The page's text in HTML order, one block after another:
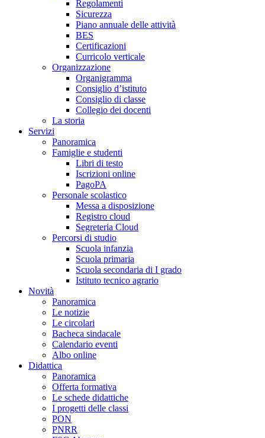
Regolamenti
Sicurezza
Piano annuale delle attività
BES
Certificazioni
Curricolo verticale
Organizzazione
Organigramma
Consiglio d’istituto
Consiglio di classe
Collegio dei docenti
La storia
Servizi
Panoramica
Famiglie e studenti
Libri di testo
Iscrizioni online
PagoPA
Personale scolastico
Messa a disposizione
Registro cloud
Segreteria Cloud
Percorsi di studio
Scuola infanzia
Scuola primaria
Scuola secondaria di I grado
Istituto tecnico agrario
Novità
Panoramica
Le notizie
Le circolari
Bacheca sindacale
Calendario eventi
Albo online
Didattica
Panoramica
Offerta formativa
Le schede didattiche
I progetti delle classi
PON
PNRR